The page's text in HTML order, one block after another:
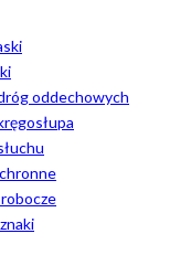
oddechowych